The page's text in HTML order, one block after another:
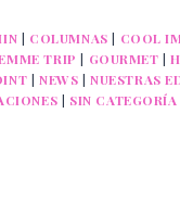
| COLUMNAS | COOL
TRIP | GOURMET |
| NEWS |NUESTRAS
| SIN CATEGORÍA